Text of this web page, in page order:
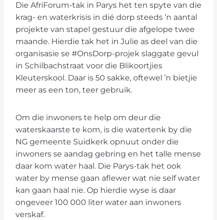
Die AfriForum-tak in Parys het ten spyte van die
krag- en waterkrisis in dié dorp steeds ’n aantal
projekte van stapel gestuur die afgelope twee
maande. Hierdie tak het in Julie as deel van die
organisasie se #OnsDorp-projek slaggate gevul
in Schilbachstraat voor die Blikoortjies
Kleuterskool. Daar is 50 sakke, oftewel ’n bietjie
meer as een ton, teer gebruik.
Om die inwoners te help om deur die
waterskaarste te kom, is die watertenk by die
NG gemeente Suidkerk opnuut onder die
inwoners se aandag gebring en het talle mense
daar kom water haal. Die Parys-tak het ook
water by mense gaan aflewer wat nie self water
kan gaan haal nie. Op hierdie wyse is daar
ongeveer 100 000 liter water aan inwoners
verskaf.